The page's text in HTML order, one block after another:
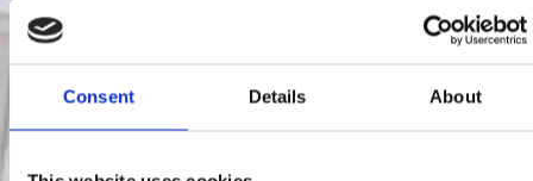
Consent Details About